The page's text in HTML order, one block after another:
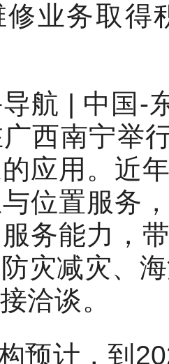
业务取得
航 | 中国-
西南宁举
应用。近
位置服务
务能力，
灾减灾、
洽谈。
预计，到